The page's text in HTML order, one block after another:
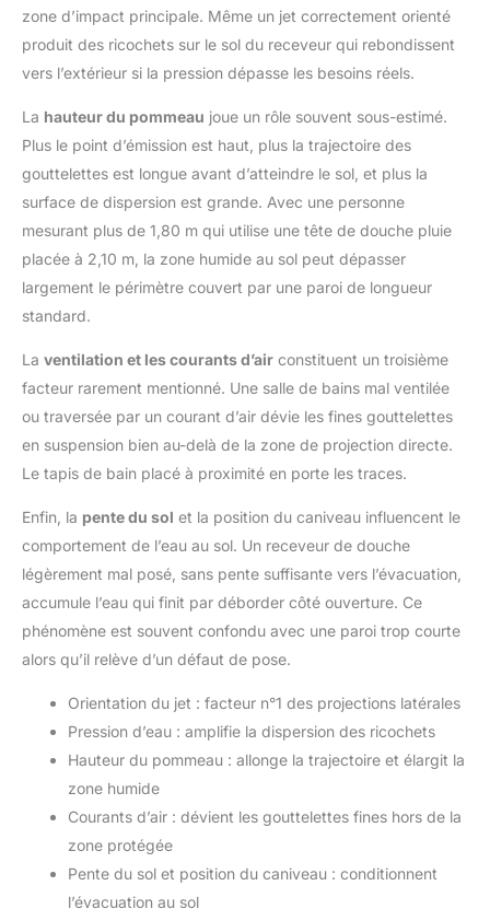
zone d’impact principale. Même un jet correctement orienté
produit des ricochets sur le sol du receveur qui rebondissent
vers l’extérieur si la pression dépasse les besoins réels.
La hauteur du pommeau joue un rôle souvent sous-estimé.
Plus le point d’émission est haut, plus la trajectoire des
gouttelettes est longue avant d’atteindre le sol, et plus la
surface de dispersion est grande. Avec une personne
mesurant plus de 1,80 m qui utilise une tête de douche pluie
placée à 2,10 m, la zone humide au sol peut dépasser
largement le périmètre couvert par une paroi de longueur
standard.
La ventilation et les courants d’air constituent un troisième
facteur rarement mentionné. Une salle de bains mal ventilée
ou traversée par un courant d’air dévie les fines gouttelettes
en suspension bien au-delà de la zone de projection directe.
Le tapis de bain placé à proximité en porte les traces.
Enfin, la pente du sol et la position du caniveau influencent le
comportement de l’eau au sol. Un receveur de douche
légèrement mal posé, sans pente suffisante vers l’évacuation,
accumule l’eau qui finit par déborder côté ouverture. Ce
phénomène est souvent confondu avec une paroi trop courte
alors qu’il relève d’un défaut de pose.
Orientation du jet : facteur n°1 des projections latérales
Pression d’eau : amplifie la dispersion des ricochets
Hauteur du pommeau : allonge la trajectoire et élargit la
zone humide
Courants d’air : dévient les gouttelettes fines hors de la
zone protégée
Pente du sol et position du caniveau : conditionnent
l’évacuation au sol